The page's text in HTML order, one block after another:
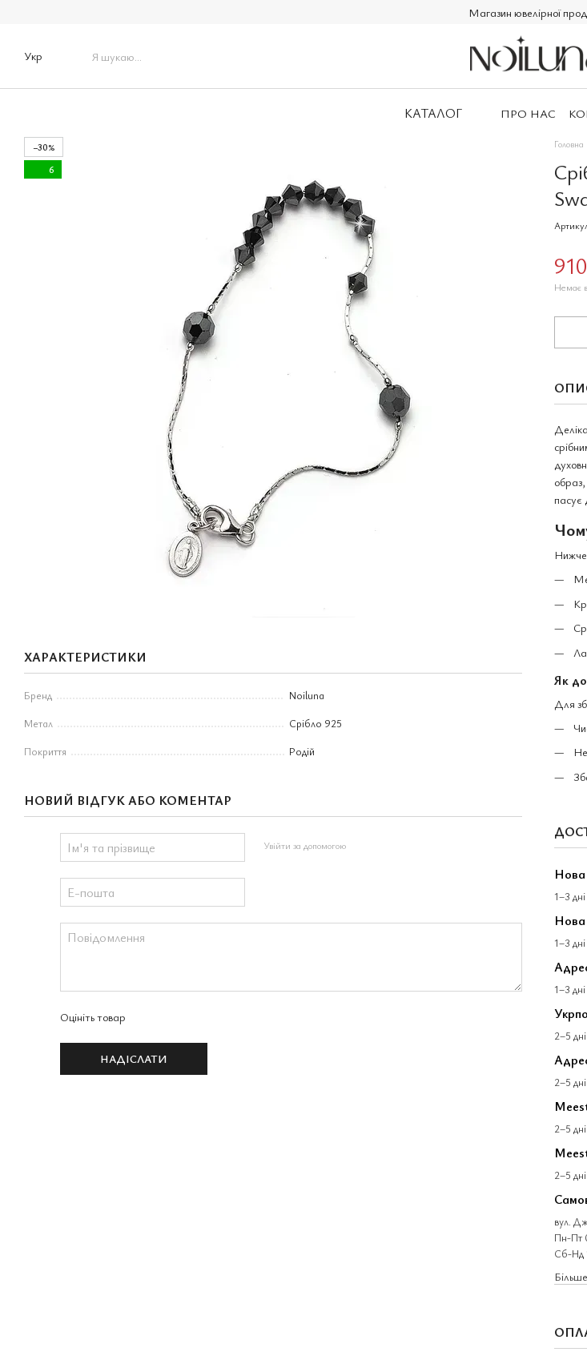
Магазин ювелірної
Укр
КАТАЛОГ ПРО НАС
−30%
6
ХАРАКТЕРИСТИКИ
Бренд
Noiluna
Метал
Срібло 925
Покриття
Родій
НОВИЙ ВІДГУК АБО КОМЕНТАР
Увійти за допомогою
Оцініть товар
НАДІСЛАТИ
Головна
Немає
пасує
Нижче
Як
Для
Нова
1–3
1–3
1–3
2–5
2–5
2–5
2–5
вул.
Пн-Пт
Сб-Нд